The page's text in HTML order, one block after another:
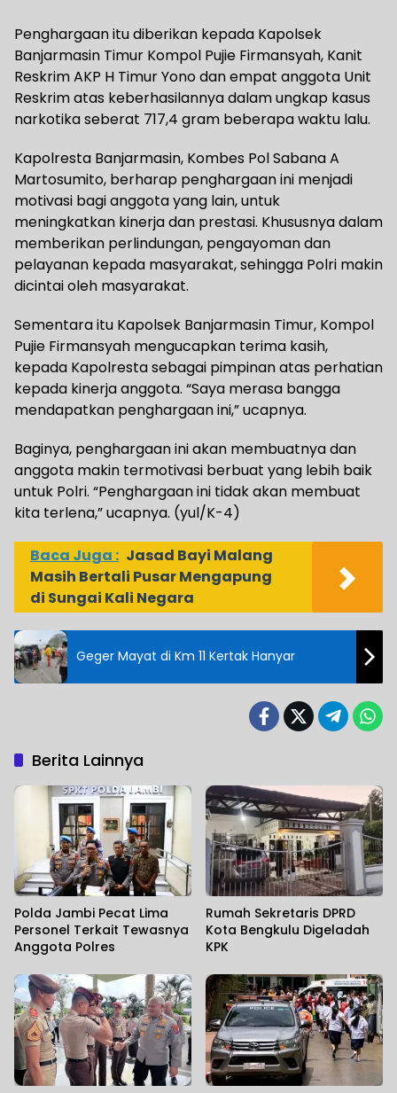
Penghargaan itu diberikan kepada Kapolsek
Banjarmasin Timur Kompol Pujie Firmansyah, Kanit
Reskrim AKP H Timur Yono dan empat anggota Unit
Reskrim atas keberhasilannya dalam ungkap kasus
narkotika seberat 717,4 gram beberapa waktu lalu.
Kapolresta Banjarmasin, Kombes Pol Sabana A
Martosumito, berharap penghargaan ini menjadi
motivasi bagi anggota yang lain, untuk
meningkatkan kinerja dan prestasi. Khususnya dalam
memberikan perlindungan, pengayoman dan
pelayanan kepada masyarakat, sehingga Polri makin
dicintai oleh masyarakat.
Sementara itu Kapolsek Banjarmasin Timur, Kompol
Pujie Firmansyah mengucapkan terima kasih,
kepada Kapolresta sebagai pimpinan atas perhatian
kepada kinerja anggota. “Saya merasa bangga
mendapatkan penghargaan ini,” ucapnya.
Baginya, penghargaan ini akan membuatnya dan
anggota makin termotivasi berbuat yang lebih baik
untuk Polri. “Penghargaan ini tidak akan membuat
kita terlena,” ucapnya. (yul/K-4)
Baca Juga : Jasad Bayi Malang
Masih Bertali Pusar Mengapung
di Sungai Kali Negara
Geger Mayat di Km 11 Kertak Hanyar
Berita Lainnya
Polda Jambi Pecat Lima
Personel Terkait Tewasnya
Anggota Polres
Rumah Sekretaris DPRD
Kota Bengkulu Digeladah
KPK